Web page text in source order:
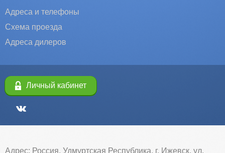
Адреса и телефоны
Схема проезда
Адреса дилеров
Личный кабинет
Адрес: Россия, Удмуртская Республика, г. Ижевск, ул.